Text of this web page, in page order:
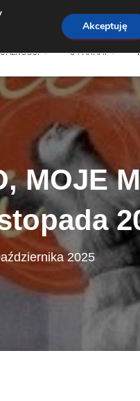
O PARAFII
MOJE
2025
Akceptuję